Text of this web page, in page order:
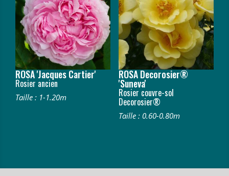
ROSA 'Jacques Cartier'
Rosier ancien
Taille : 1-1.20m
ROSA Decorosier®
'Suneva'
Rosier couvre-sol
Decorosier®
Taille : 0.60-0.80m